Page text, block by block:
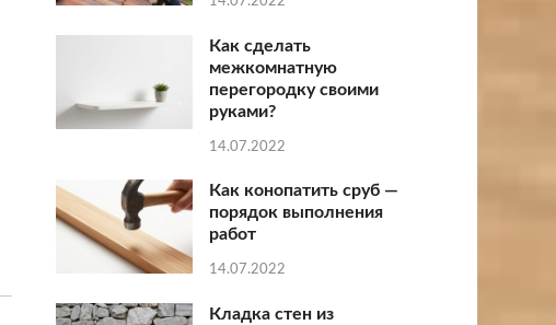
Как сделать
межкомнатную
перегородку своими
руками?
14.07.2022
Как конопатить сруб —
порядок выполнения
работ
14.07.2022
Кладка стен из